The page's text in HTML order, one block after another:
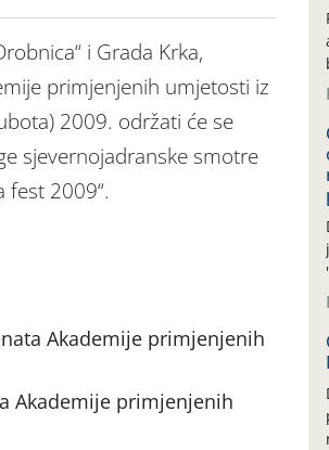
i Grada Krka,
primjenjenih umjetosti iz
2009. održati će se
sjevernojadranske smotre
fest 2009“.
Akademije primjenjenih
Akademije primjenjenih